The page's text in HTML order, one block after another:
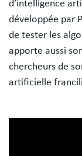
d’intelligence
développée par
de tester les
apporte aussi
chercheurs de
artificielle